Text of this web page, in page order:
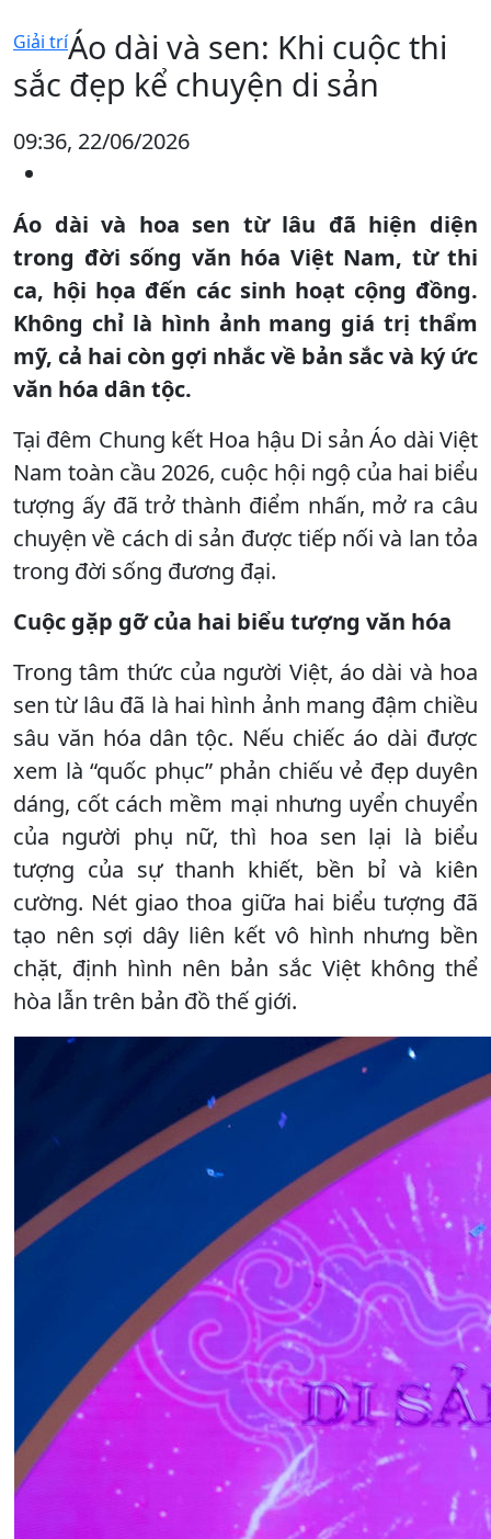
Giải tríÁo dài và sen: Khi cuộc thi
sắc đẹp kể chuyện di sản
09:36, 22/06/2026
Áo dài và hoa sen từ lâu đã hiện diện
trong đời sống văn hóa Việt Nam, từ thi
ca, hội họa đến các sinh hoạt cộng đồng.
Không chỉ là hình ảnh mang giá trị thẩm
mỹ, cả hai còn gợi nhắc về bản sắc và ký ức
văn hóa dân tộc.
Tại đêm Chung kết Hoa hậu Di sản Áo dài Việt
Nam toàn cầu 2026, cuộc hội ngộ của hai biểu
tượng ấy đã trở thành điểm nhấn, mở ra câu
chuyện về cách di sản được tiếp nối và lan tỏa
trong đời sống đương đại.
Cuộc gặp gỡ của hai biểu tượng văn hóa
Trong tâm thức của người Việt, áo dài và hoa
sen từ lâu đã là hai hình ảnh mang đậm chiều
sâu văn hóa dân tộc. Nếu chiếc áo dài được
xem là “quốc phục” phản chiếu vẻ đẹp duyên
dáng, cốt cách mềm mại nhưng uyển chuyển
của người phụ nữ, thì hoa sen lại là biểu
tượng của sự thanh khiết, bền bỉ và kiên
cường. Nét giao thoa giữa hai biểu tượng đã
tạo nên sợi dây liên kết vô hình nhưng bền
chặt, định hình nên bản sắc Việt không thể
hòa lẫn trên bản đồ thế giới.